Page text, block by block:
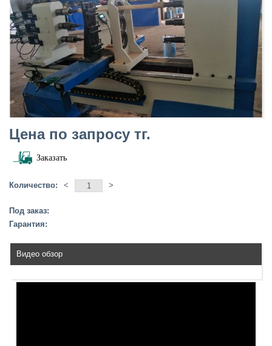
Цена по запросу тг.
Заказать
Количество: < >
Под заказ:
Гарантия:
Видео обзор